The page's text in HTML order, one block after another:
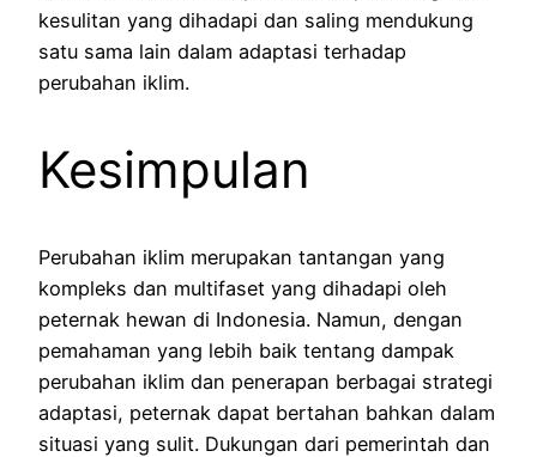
kesulitan yang dihadapi dan saling mendukung
satu sama lain dalam adaptasi terhadap
perubahan iklim.
Kesimpulan
Perubahan iklim merupakan tantangan yang
kompleks dan multifaset yang dihadapi oleh
peternak hewan di Indonesia. Namun, dengan
pemahaman yang lebih baik tentang dampak
perubahan iklim dan penerapan berbagai strategi
adaptasi, peternak dapat bertahan bahkan dalam
situasi yang sulit. Dukungan dari pemerintah dan